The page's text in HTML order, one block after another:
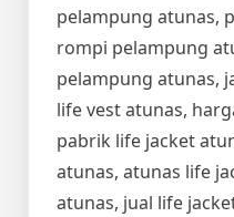
pelampung atunas,
rompi pelampung
pelampung atunas,
life vest atunas,
pabrik life jacket
atunas, atunas life
atunas, jual life